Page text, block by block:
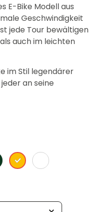
E-Bike Modell aus
Geschwindigkeit
jede Tour bewältigen
auch im leichten
im Stil legendärer
an seine